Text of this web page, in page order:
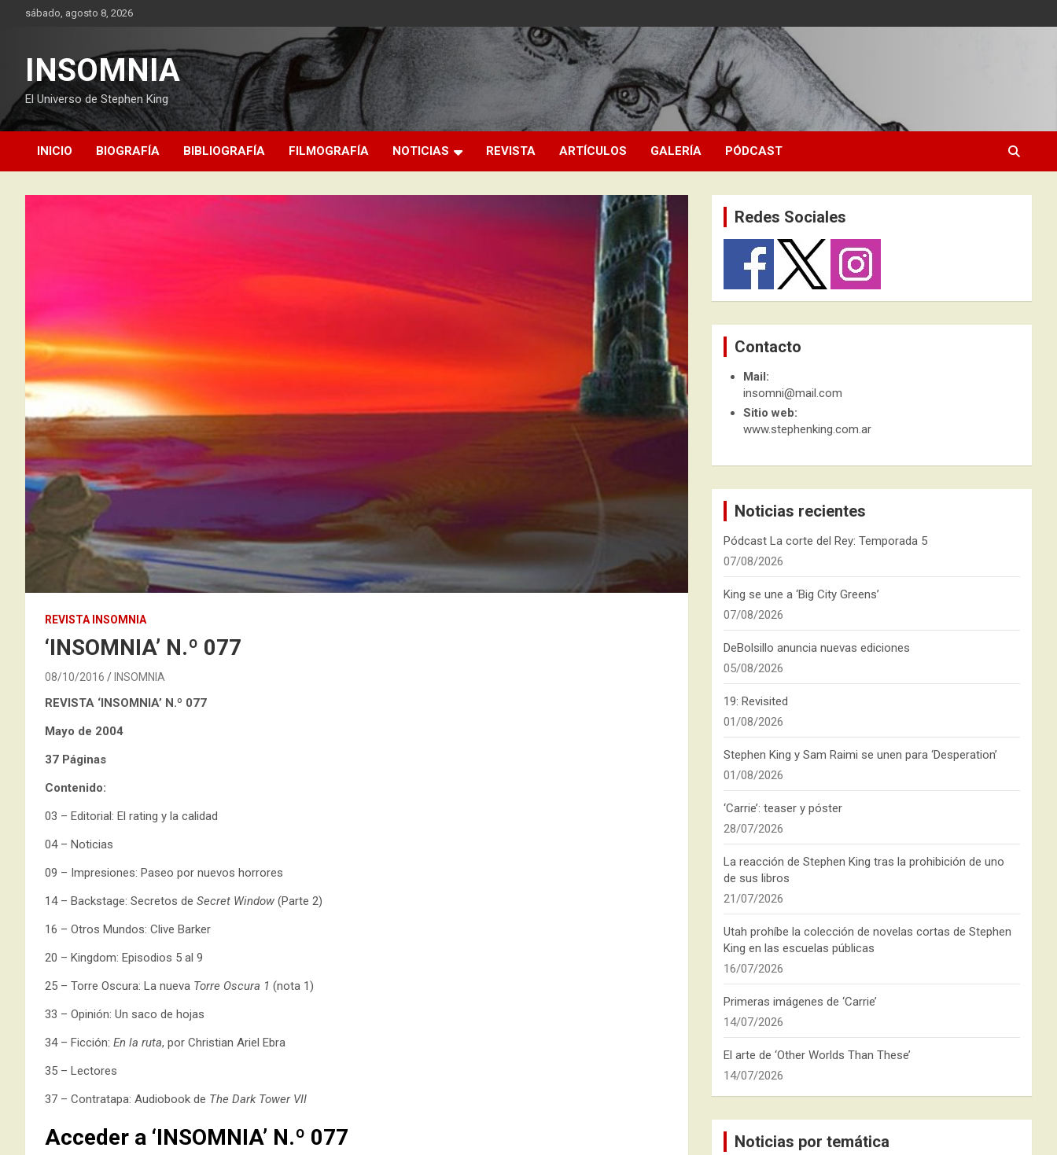
sábado, agosto 8, 2026
INSOMNIA
El Universo de Stephen King
INICIO BIOGRAFÍA BIBLIOGRAFÍA FILMOGRAFÍA NOTICIAS REVISTA ARTÍCULOS GALERÍA PÓDCAST
REVISTA INSOMNIA
‘INSOMNIA’ N.º 077
08/10/2016 INSOMNIA
REVISTA ‘INSOMNIA’ N.º 077
Mayo de 2004
37 Páginas
Contenido:
03 – Editorial: El rating y la calidad
04 – Noticias
09 – Impresiones: Paseo por nuevos horrores
14 – Backstage: Secretos de Secret Window (Parte 2)
16 – Otros Mundos: Clive Barker
20 – Kingdom: Episodios 5 al 9
25 – Torre Oscura: La nueva Torre Oscura 1 (nota 1)
33 – Opinión: Un saco de hojas
34 – Ficción: En la ruta, por Christian Ariel Ebra
35 – Lectores
37 – Contratapa: Audiobook de The Dark Tower VII
Acceder a ‘INSOMNIA’ N.º 077
Redes Sociales
Contacto
Mail:
insomni@mail.com
Sitio web:
www.stephenking.com.ar
Noticias recientes
Pódcast La corte del Rey: Temporada 5
07/08/2026
King se une a ‘Big City Greens’
07/08/2026
DeBolsillo anuncia nuevas ediciones
05/08/2026
19: Revisited
01/08/2026
Stephen King y Sam Raimi se unen para ‘Desperation’
01/08/2026
‘Carrie’: teaser y póster
28/07/2026
La reacción de Stephen King tras la prohibición de uno
de sus libros
21/07/2026
Utah prohíbe la colección de novelas cortas de Stephen
King en las escuelas públicas
16/07/2026
Primeras imágenes de ‘Carrie’
14/07/2026
El arte de ‘Other Worlds Than These’
14/07/2026
Noticias por temática